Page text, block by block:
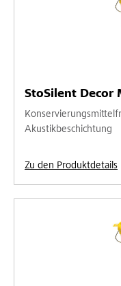
StoSilent Decor
Akustikbeschichtung
Zu den Produktdetails